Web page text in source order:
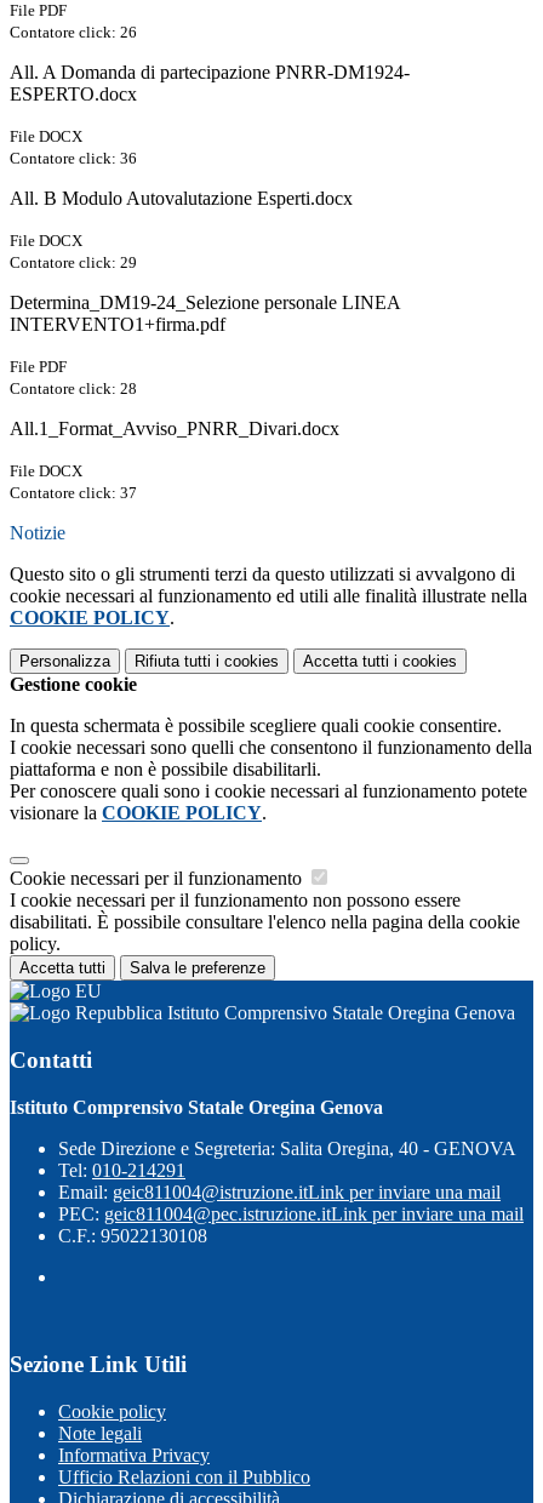
File PDF
Contatore click: 26
All. A Domanda di partecipazione PNRR-DM1924-
ESPERTO.docx
File DOCX
Contatore click: 36
All. B Modulo Autovalutazione Esperti.docx
File DOCX
Contatore click: 29
Determina_DM19-24_Selezione personale LINEA
INTERVENTO1+firma.pdf
File PDF
Contatore click: 28
All.1_Format_Avviso_PNRR_Divari.docx
File DOCX
Contatore click: 37
Notizie
Questo sito o gli strumenti terzi da questo utilizzati si avvalgono di
cookie necessari al funzionamento ed utili alle finalità illustrate nella
COOKIE POLICY.
Personalizza Rifiuta tutti i cookies Accetta tutti i cookies
Gestione cookie
In questa schermata è possibile scegliere quali cookie consentire.
I cookie necessari sono quelli che consentono il funzionamento della
piattaforma e non è possibile disabilitarli.
Per conoscere quali sono i cookie necessari al funzionamento potete
visionare la COOKIE POLICY.
Cookie necessari per il funzionamento
I cookie necessari per il funzionamento non possono essere
disabilitati. È possibile consultare l'elenco nella pagina della cookie
policy.
Accetta tutti Salva le preferenze
Istituto Comprensivo Statale Oregina Genova
Contatti
Istituto Comprensivo Statale Oregina Genova
Sede Direzione e Segreteria: Salita Oregina, 40 - GENOVA
Tel: 010-214291
Email: geic811004@istruzione.itLink per inviare una mail
PEC: geic811004@pec.istruzione.itLink per inviare una mail
C.F.: 95022130108
Sezione Link Utili
Cookie policy
Note legali
Informativa Privacy
Ufficio Relazioni con il Pubblico
Dichiarazione di accessibilità